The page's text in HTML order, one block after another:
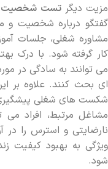
مزیت دیگرتست شخصیت
گفتگو درباره شخصیت و
مشاوره شغلی، جلسات
کار گرفته شود. با درک
می ‌توانند به سادگی در
‌ای بحث کنند. علاوه بر
شکست ‌های شغلی
مشاغل مرتبط، افراد می
نارضایتی و استرس را در
ویژگی به بهبود کیفیت
‌شود.